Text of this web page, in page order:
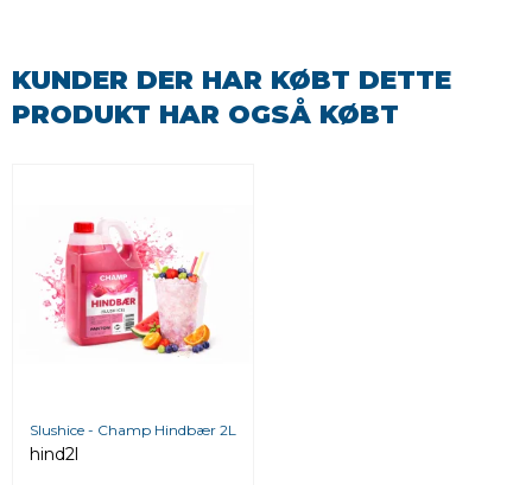
KUNDER DER HAR KØBT DETTE
PRODUKT HAR OGSÅ KØBT
Slushice - Champ Hindbær 2L
hind2l